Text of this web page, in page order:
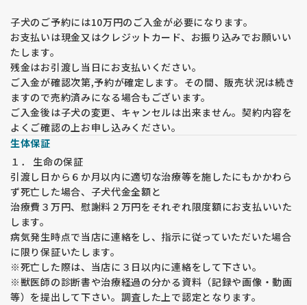
子犬のご予約には10万円のご入金が必要になります。
お支払いは現金又はクレジットカード、お振り込みでお願いい
たします。
残金はお引渡し当日にお支払いください。
ご入金が確認次第,予約が確定します。その間、販売状況は続き
ますので売約済みになる場合もございます。
ご入金後は子犬の変更、キャンセルは出来ません。契約内容を
よくご確認の上お申し込みください。
生体保証
１． 生命の保証
引渡し日から６か月以内に適切な治療等を施したにもかかわら
ず死亡した場合、子犬代金全額と
治療費３万円、慰謝料２万円をそれぞれ限度額にお支払いいた
します。
病気発生時点で当店に連絡をし、指示に従っていただいた場合
に限り保証いたします。
※死亡した際は、当店に３日以内に連絡をして下さい。
※獣医師の診断書や治療経過の分かる資料（記録や画像・動画
等）を提出して下さい。調査した上で認定となります。